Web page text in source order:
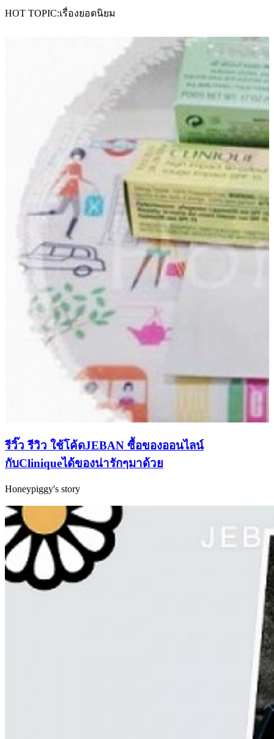
HOT TOPIC เรื่องยอดนิยม
รีวิ๊ว รีวิว ใช้โค้ดJEBAN ซื้อของออนไลน์
กับCliniqueได้ของน่ารักๆมาด้วย
Honeypiggy's story